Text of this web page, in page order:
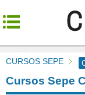
CURSOS SEPE
Cursos Sepe